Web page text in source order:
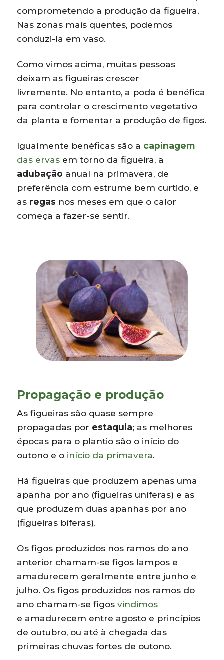
comprometendo a produção da figueira.
Nas zonas mais quentes, podemos
conduzi-la em vaso.
Como vimos acima, muitas pessoas
deixam as figueiras crescer
livremente. No entanto, a poda é benéfica
para controlar o crescimento vegetativo
da planta e fomentar a produção de figos.
Igualmente benéficas são a capinagem
das ervas em torno da figueira, a
adubação anual na primavera, de
preferência com estrume bem curtido, e
as regas nos meses em que o calor
começa a fazer-se sentir.
Propagação e produção
As figueiras são quase sempre
propagadas por estaquia; as melhores
épocas para o plantio são o início do
outono e o início da primavera.
Há figueiras que produzem apenas uma
apanha por ano (figueiras uníferas) e as
que produzem duas apanhas por ano
(figueiras bíferas).
Os figos produzidos nos ramos do ano
anterior chamam-se figos lampos e
amadurecem geralmente entre junho e
julho. Os figos produzidos nos ramos do
ano chamam-se figosvindimos
e amadurecem entre agosto e princípios
de outubro, ou até à chegada das
primeiras chuvas fortes de outono.